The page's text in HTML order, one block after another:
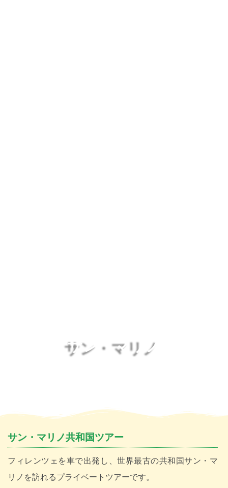
サン・マリノ
サン・マリノ共和国ツアー
フィレンツェを車で出発し、世界最古の共和国サン・マ
リノを訪れるプライベートツアーです。